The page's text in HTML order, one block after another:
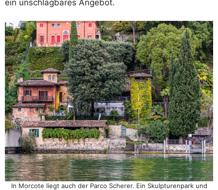
ein unschlagbares Angebot.
In Morcote liegt auch der Parco Scherer. Ein Skulpturenpark und